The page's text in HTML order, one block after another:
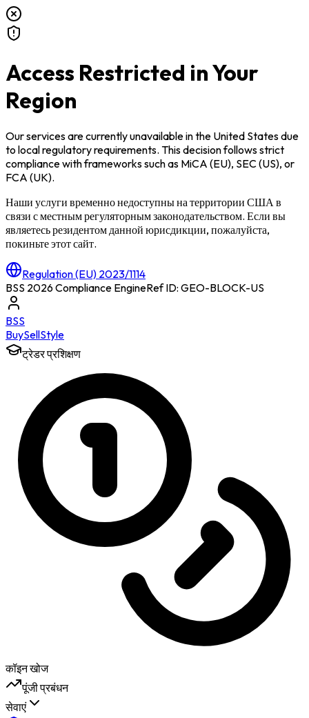
Access Restricted in Your
Region
Our services are currently unavailable inthe United Statesdue
to local regulatory requirements. This decision follows strict
compliance with frameworks such as MiCA (EU), SEC (US), or
FCA (UK).
Наши услуги временно недоступны на территории США в
связи с местным регуляторным законодательством. Если вы
являетесь резидентом данной юрисдикции, пожалуйста,
покиньте этот сайт.
Regulation (EU) 2023/1114
BSS 2026 Compliance EngineRef ID: GEO-BLOCK-US
BSS
BuySellStyle
ट्रेडर प्रशिक्षण
कॉइन खोज
पूंजी प्रबंधन
सेवाएं